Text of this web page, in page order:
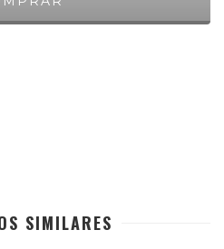
SIMILARES